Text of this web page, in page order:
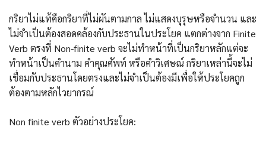
กริยาไม่แท้คือกริยาที่ไม่ผันตามกาล ไม่แสดงบุรุษหรือจำนวน และ
ไม่จำเป็นต้องสอดคล้องกับประธานในประโยค แตกต่างจาก Finite
Verb ตรงที่ Non-finite verb จะไม่ทำหน้าที่เป็นกริยาหลักแต่จะ
ทำหน้าเป็นคำนาม คำคุณศัพท์ หรือคำวิเศษณ์ กริยาเหล่านี้จะไม่
เชื่อมกับประธานโดยตรงและไม่จำเป็นต้องมีเพื่อให้ประโยคถูก
ต้องตามหลักไวยากรณ์
Non finite verb ตัวอย่างประโยค: